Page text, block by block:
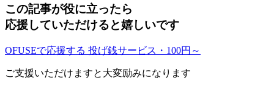
この記事が役に立ったら
応援していただけると嬉しいです
OFUSEで応援する 投げ銭サービス・100円～
ご支援いただけますと大変励みになります